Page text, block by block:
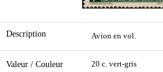
Description Avion en vol.
Valeur / Couleur 20 c. vert-gris